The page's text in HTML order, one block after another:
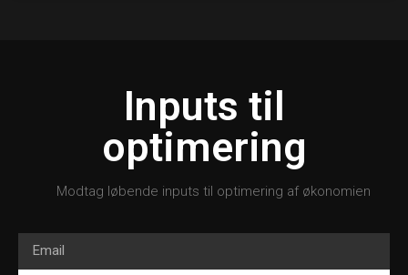
Inputs til
optimering
Modtag løbende inputs til optimering af økonomien